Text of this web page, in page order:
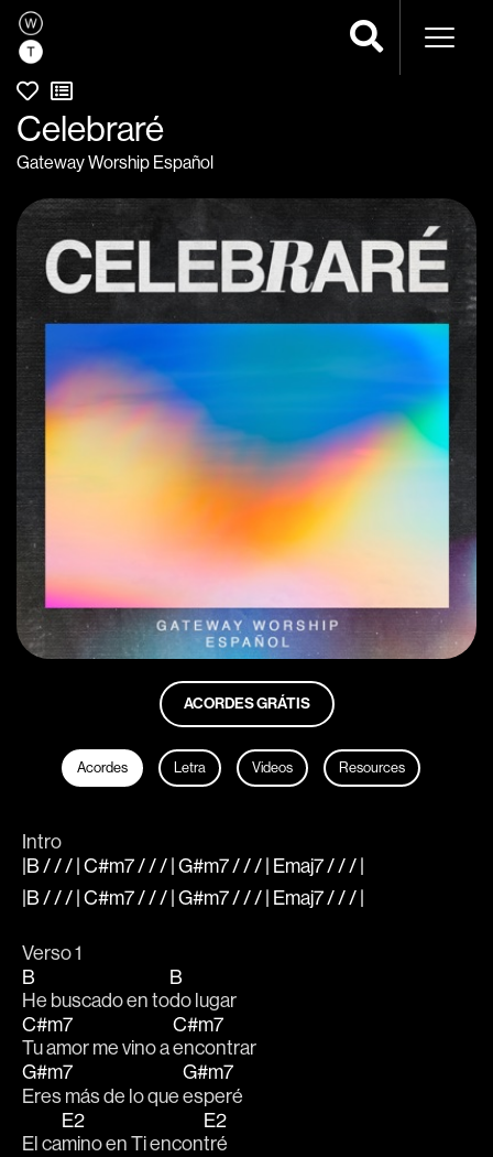
Celebraré
Gateway Worship Español
ACORDES GRÁTIS
Acordes Letra Videos Resources
Intro
|B / / / | C#m7 / / / | G#m7 / / / | Emaj7 / / / |
|B / / / | C#m7 / / / | G#m7 / / / | Emaj7 / / / |
Verso 1
B
He buscado en to
B
do lugar
C#m7
Tu amor me vino a
C#m7
encontrar
G#m7
Eres más de lo que
G#m7
esperé
El ca
E2
mino en Ti encon
E2
tré